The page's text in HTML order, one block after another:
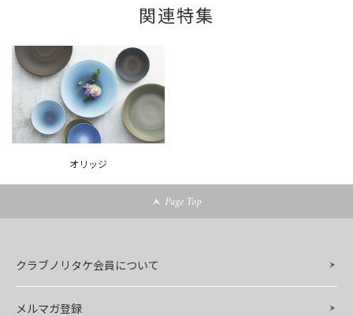
関連特集
オリッジ
Page Top
クラブノリタケ会員について
メルマガ登録